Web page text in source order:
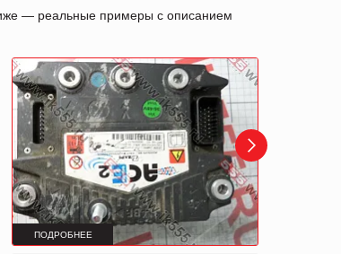
— реальные примеры с описанием
ПОДРОБНЕЕ